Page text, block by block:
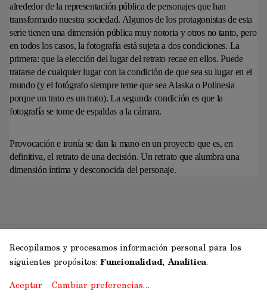
alrededor de la representación pública de personajes que han
transformado nuestra sociedad. Algunos de los protagonistas de esta
serie tienen una dimensión pública muy notoria y otros no tanto, pero
en todos los casos, la fotografía está sujeta a dos condiciones. La
primera: que la elección del lugar del retrato recae en ellos. Puede
tratarse de cualquier lugar con la condición de que sea su lugar en el
mundo (y el fotógrafo siempre teme que sea Alaska o Polinesia
porque un trato es un trato). La segunda condición es que la
fotografía se tome de espaldas a la cámara.
Provocación e ironía se dan la mano en un proyecto que es, en
definitiva, el retrato de una decisión. Un retrato que alumbra una
dimensión íntima y desconocida del personaje.
Recopilamos y procesamos información personal para los
siguientes propósitos:Funcionalidad, Analítica.
Aceptar Cambiar preferencias…